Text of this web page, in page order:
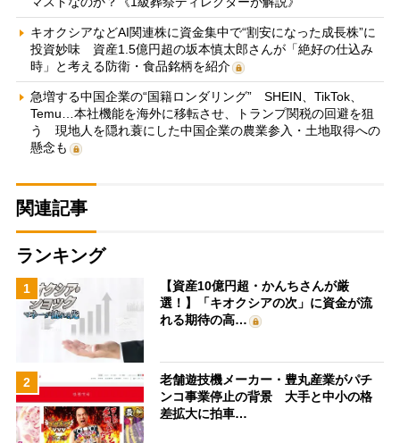
キオクシアなどAI関連株に資金集中で“割安になった成長株”に
投資妙味 資産1.5億円超の坂本慎太郎さんが「絶好の仕込み
時」と考える防衛・食品銘柄を紹介
急増する中国企業の“国籍ロンダリング” SHEIN、TikTok、
Temu…本社機能を海外に移転させ、トランプ関税の回避を狙
う 現地人を隠れ蓑にした中国企業の農業参入・土地取得への
懸念も
関連記事
ランキング
1
【資産10億円超・かんちさんが厳
選！】「キオクシアの次」に資金が流
れる期待の高…
2
老舗遊技機メーカー・豊丸産業がパチ
ンコ事業停止の背景 大手と中小の格
差拡大に拍車…